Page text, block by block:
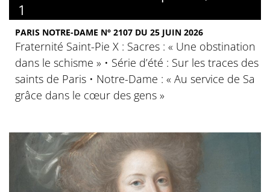
1
PARIS NOTRE-DAME N° 2107 DU 25 JUIN 2026
Fraternité Saint-Pie X : Sacres : « Une obstination
dans le schisme » • Série d’été : Sur les traces des
saints de Paris • Notre-Dame : « Au service de Sa
grâce dans le cœur des gens »